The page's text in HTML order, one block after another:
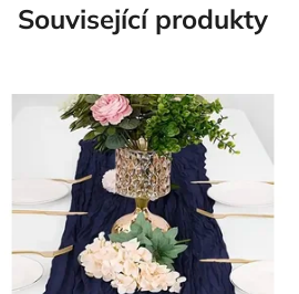
Související produkty